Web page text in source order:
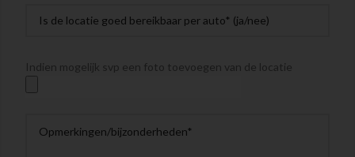
Indien mogelijk svp een foto toevoegen van de locatie